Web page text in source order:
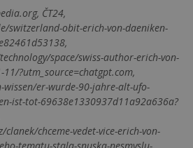
ČT24,
switzerland-obit-erich-von-daeniken-
space/swiss-author-erich-von-
?utm_source=chatgpt.com,
er-wurde-90-jahre-alt-ufo-
ist-tot-69638e1330937d11a92a636a?
chceme-vedet-vice-erich-von-